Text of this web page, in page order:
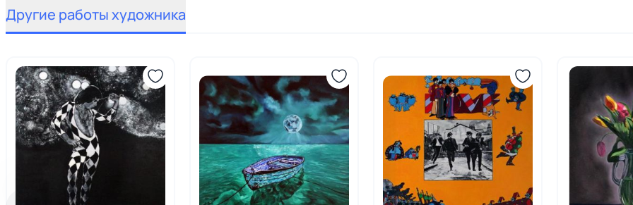
Другие работы художника